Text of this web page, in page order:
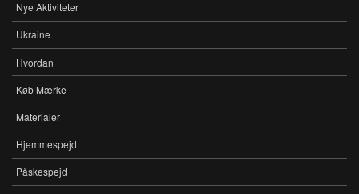
MENU
Nye Aktiviteter
Ukraine
Hvordan
Køb Mærke
Materialer
Hjemmespejd
Påskespejd